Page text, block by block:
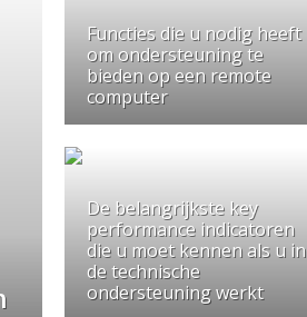
Functies die u nodig heeft
om ondersteuning te
bieden op een remote
computer
De belangrijkste key
performance indicatoren
die u moet kennen als u in
de technische
ondersteuning werkt